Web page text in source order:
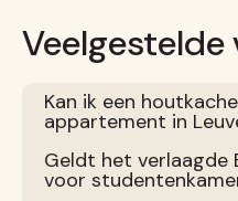
Veelgestelde
Kan ik een
appartement in
Geldt het verlaagde
voor